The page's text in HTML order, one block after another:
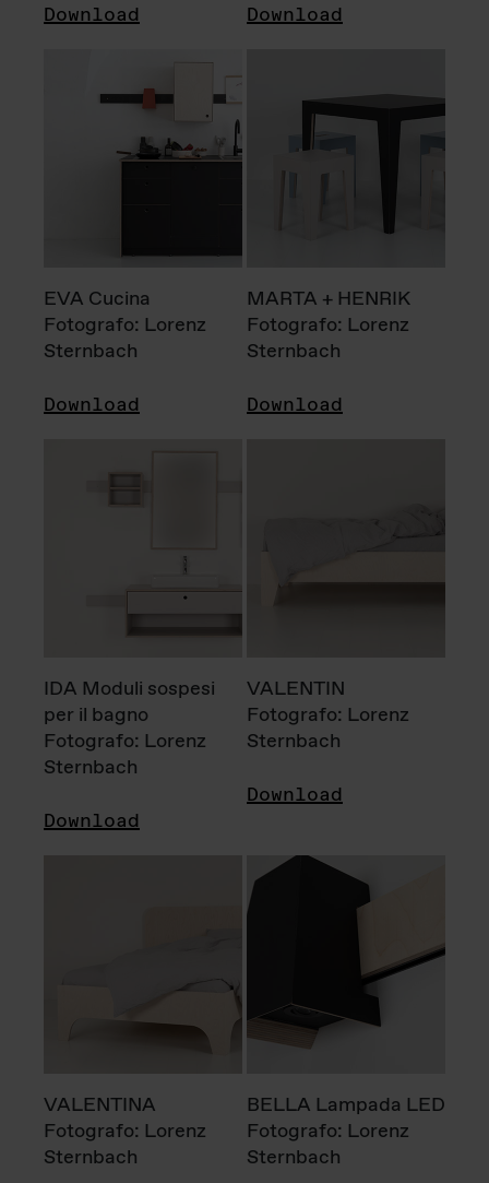
Download Download
EVA Cucina
Fotografo: Lorenz
Sternbach
Download
MARTA + HENRIK
Fotografo: Lorenz
Sternbach
Download
IDA Moduli sospesi
per il bagno
Fotografo: Lorenz
Sternbach
Download
VALENTIN
Fotografo: Lorenz
Sternbach
Download
VALENTINA
Fotografo: Lorenz
Sternbach
BELLA Lampada LED
Fotografo: Lorenz
Sternbach